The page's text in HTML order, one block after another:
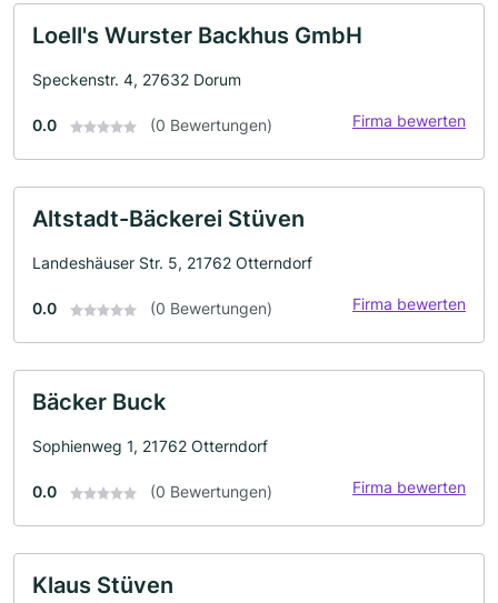
Loell's Wurster Backhus GmbH
Speckenstr. 4, 27632 Dorum
0.0 (0 Bewertungen) Firma bewerten
Altstadt-Bäckerei Stüven
Landeshäuser Str. 5, 21762 Otterndorf
0.0 (0 Bewertungen) Firma bewerten
Bäcker Buck
Sophienweg 1, 21762 Otterndorf
0.0 (0 Bewertungen) Firma bewerten
Klaus Stüven